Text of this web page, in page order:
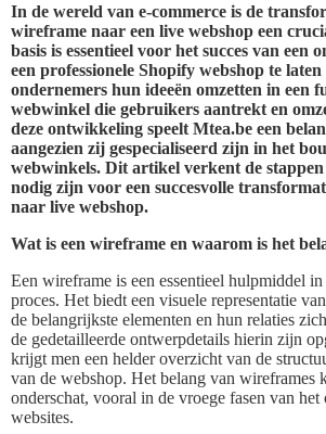
In de wereld van e-commerce is de
wireframe naar een live webshop een
basis is essentieel voor het succes van een
een professionele Shopify webshop te
ondernemers hun ideeën omzetten in een
webwinkel die gebruikers aantrekt en
deze ontwikkeling speelt Mtea.be een
aangezien zij gespecialiseerd zijn in het
webwinkels. Dit artikel verkent de stappen
nodig zijn voor een succesvolle
naar live webshop.
Wat is een wireframe en waarom is het
Een wireframe is een essentieel hulpmiddel
proces. Het biedt een visuele representatie
de belangrijkste elementen en hun relaties
de gedetailleerde ontwerpdetails hierin zijn
krijgt men een helder overzicht van de
van de webshop. Het belang van wireframes
onderschat, vooral in de vroege fasen van het
websites.